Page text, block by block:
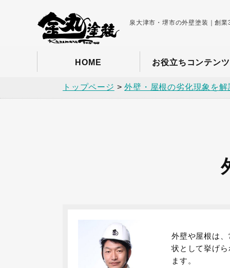
泉大津市・堺市の外壁塗装｜創
HOME お役立ちコンテンツ
トップページ >外壁・屋根の劣化現象を解
外壁や屋根は
状として挙げ
ます。